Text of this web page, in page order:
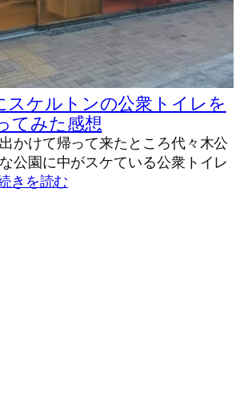
スケルトンの公衆トイレを
てみた感想
かけて帰って来たところ代々木公
公園に中がスケている公衆トイレ
きを読む